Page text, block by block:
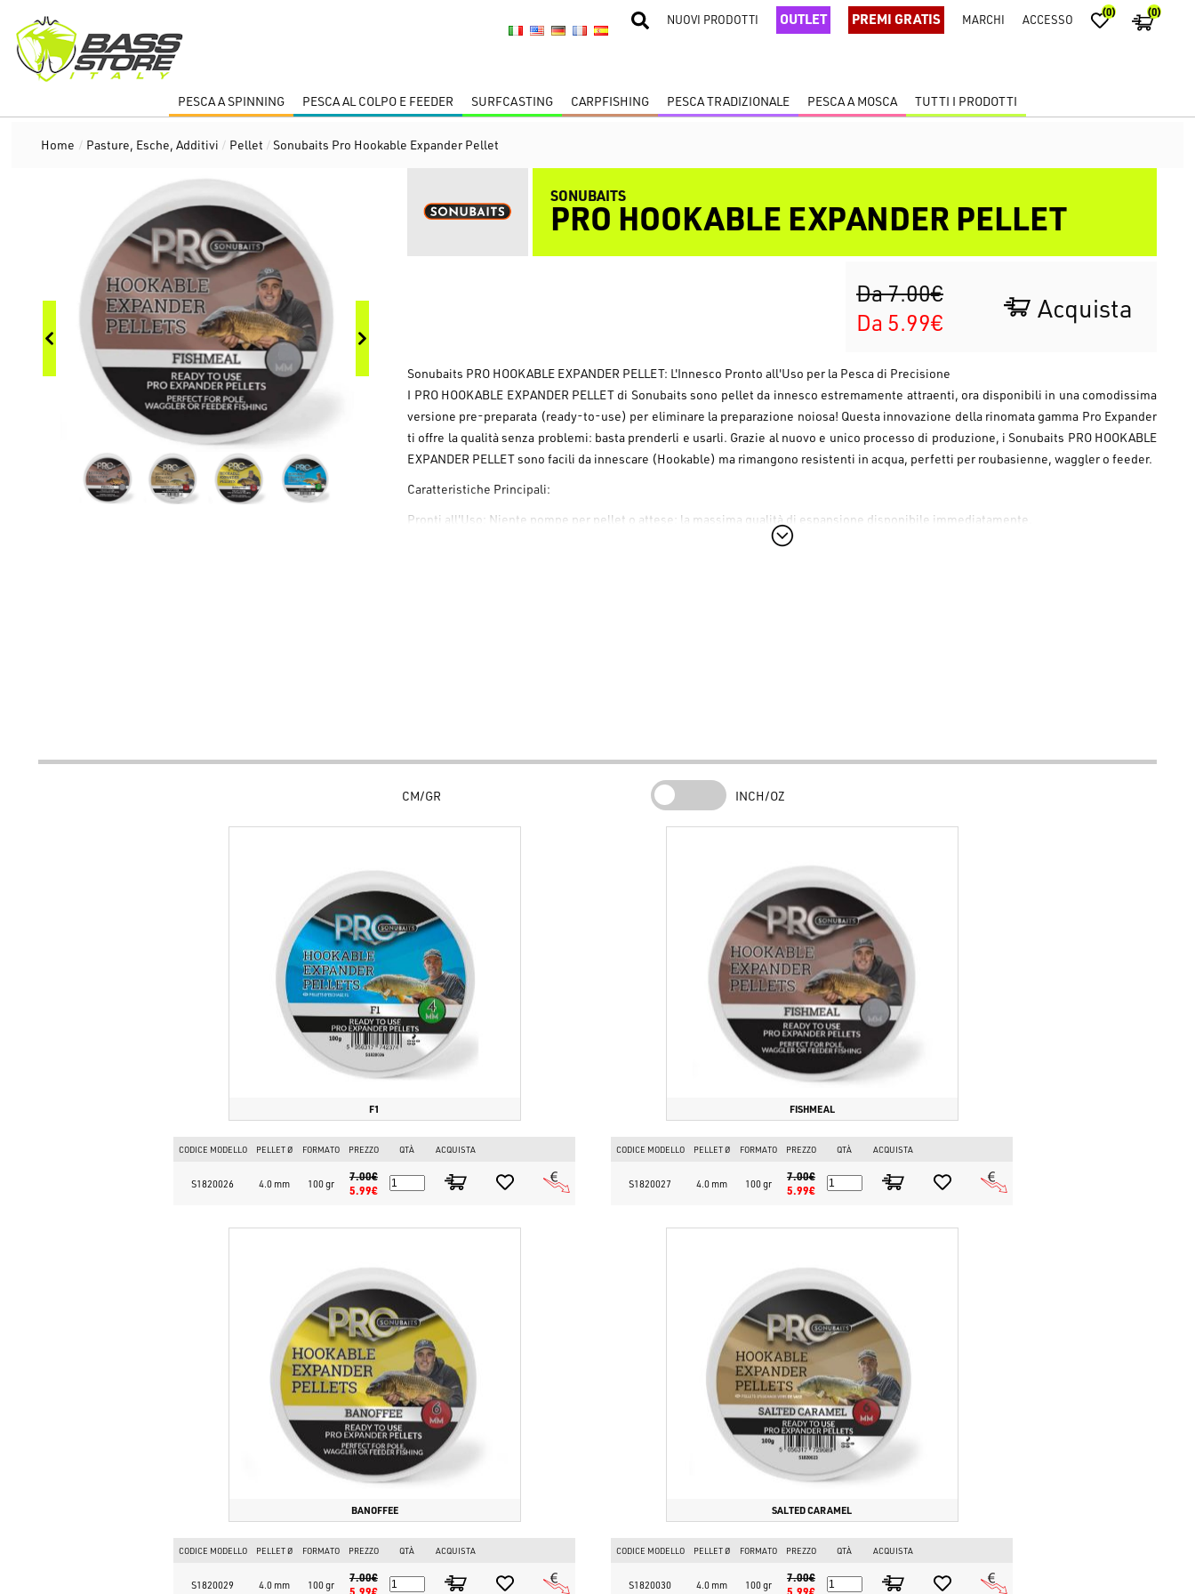
NUOVI PRODOTTI OUTLET PREMI GRATIS MARCHI ACCESSO (0) (0)
PESCA A SPINNING PESCA AL COLPO E FEEDER SURFCASTING CARPFISHING PESCA TRADIZIONALE PESCA A MOSCA TUTTI I PRODOTTI
Home / Pasture, Esche, Additivi / Pellet /Sonubaits Pro Hookable Expander Pellet
SONUBAITS
PRO HOOKABLE EXPANDER PELLET
Da 7.00€
Da 5.99€
Acquista
Sonubaits PRO HOOKABLE EXPANDER PELLET: L'Innesco Pronto all'Uso per la Pesca di Precisione
I PRO HOOKABLE EXPANDER PELLET di Sonubaits sono pellet da innesco estremamente attraenti, ora disponibili in una comodissima
versione pre-preparata (ready-to-use) per eliminare la preparazione noiosa! Questa innovazione della rinomata gamma Pro Expander
ti offre la qualità senza problemi: basta prenderli e usarli. Grazie al nuovo e unico processo di produzione, i Sonubaits PRO HOOKABLE
EXPANDER PELLET sono facili da innescare (Hookable) ma rimangono resistenti in acqua, perfetti per roubasienne, waggler o feeder.
Caratteristiche Principali:
Pronti all'Uso: Niente pompe per pellet o attese; la massima qualità di espansione disponibile immediatamente.
Diametri e Aromi Top: Disponibili nei formati 6mm e 8mm. Scegli tra i gusti più catturanti: F1, Fishmeal, Bloodworm, Krill e il
CM/GR INCH/OZ
F1
CODICE MODELLO PELLET Ø FORMATO PREZZO QTÀ ACQUISTA
S1820026 4.0 mm 100 gr
7.00€
5.99€
FISHMEAL
CODICE MODELLO PELLET Ø FORMATO PREZZO QTÀ ACQUISTA
S1820027 4.0 mm 100 gr
7.00€
5.99€
BANOFFEE
CODICE MODELLO PELLET Ø FORMATO PREZZO QTÀ ACQUISTA
S1820029 4.0 mm 100 gr
7.00€
SALTED CARAMEL
CODICE MODELLO PELLET Ø FORMATO PREZZO QTÀ ACQUISTA
S1820030 4.0 mm 100 gr
7.00€